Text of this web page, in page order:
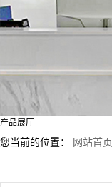
产品展厅
您当前的位置： 网站首页